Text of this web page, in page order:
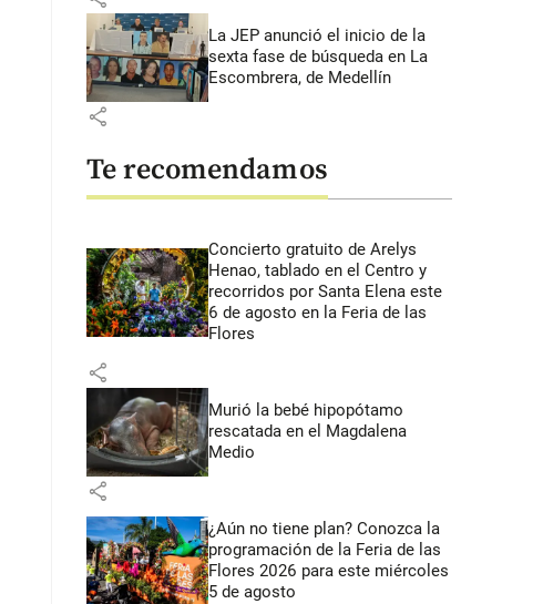
La JEP anunció el inicio de la
sexta fase de búsqueda en La
Escombrera, de Medellín
share
Te recomendamos
Concierto gratuito de Arelys
Henao, tablado en el Centro y
recorridos por Santa Elena este
6 de agosto en la Feria de las
Flores
share
Murió la bebé hipopótamo
rescatada en el Magdalena
Medio
share
¿Aún no tiene plan? Conozca la
programación de la Feria de las
Flores 2026 para este miércoles
5 de agosto